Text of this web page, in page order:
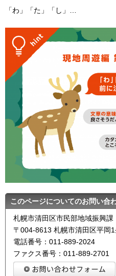
「わ」「た」「し」…
このページについてのお問い合
札幌市清田区市民部地域振興課
〒004-8613 札幌市清田区平岡
電話番号：011-889-2024
ファクス番号：011-889-2701